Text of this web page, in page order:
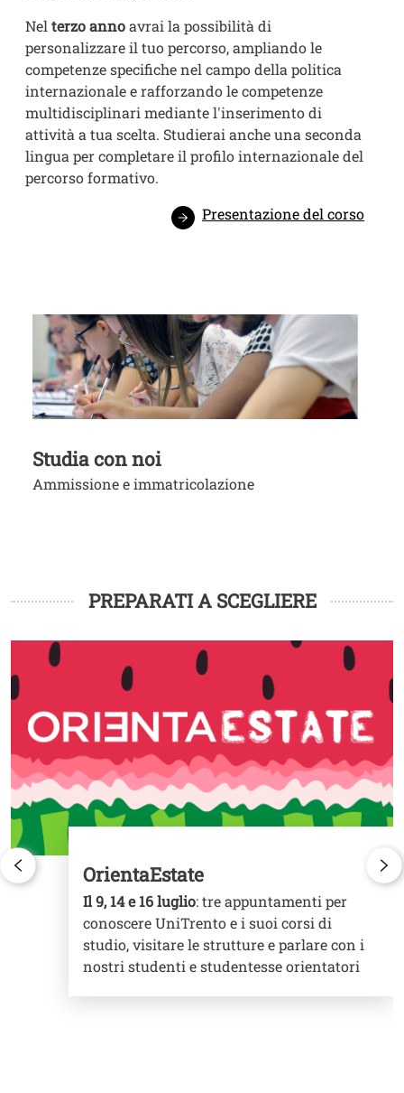
Nel terzo annoavrai la possibilità di
personalizzare il tuo percorso, ampliando le
competenze specifiche nel campo della politica
internazionale e rafforzando le competenze
multidisciplinari mediante l'inserimento di
attività a tua scelta. Studierai anche una seconda
lingua per completare il profilo internazionale del
percorso formativo.
Presentazione del corso
Image
Studia con noi
Ammissione e immatricolazione
PREPARATI A SCEGLIERE
Image
OrientaEstate
Il 9, 14 e 16 luglio: tre appuntamenti per
conoscere UniTrento e i suoi corsi di
studio, visitare le strutture e parlare con i
nostri studenti e studentesse orientatori